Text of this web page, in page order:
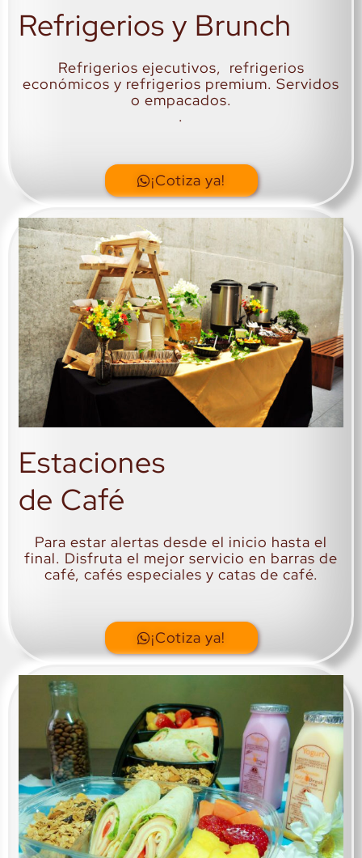
Refrigerios y Brunch
Refrigerios ejecutivos, refrigerios
económicos y refrigerios premium. Servidos
o empacados.
.
¡Cotiza ya!
Estaciones
de Café
Para estar alertas desde el inicio hasta el
final. Disfruta el mejor servicio en barras de
café, cafés especiales y catas de café.
¡Cotiza ya!